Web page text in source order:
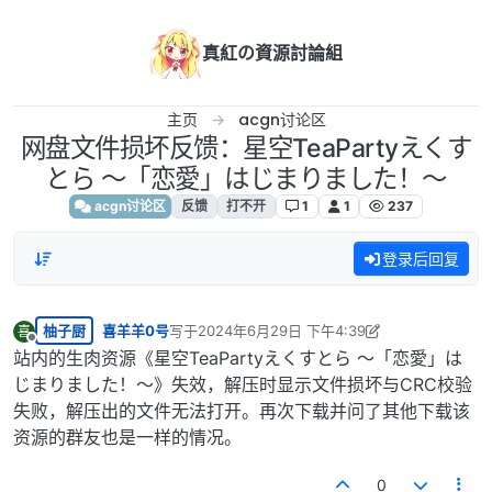
真紅の資源討論組
主页 acgn讨论区
网盘文件损坏反馈：星空TeaPartyえくす
とら ～「恋愛」はじまりました！～
acgn讨论区 反馈 打不开 1 1 237
登录后回复
喜
离线
柚子厨 喜羊羊0号写于2024年6月29日 下午4:39
最后由 喜羊羊0号 编辑 2024年6月29日 上午11:40
站内的生肉资源《星空TeaPartyえくすとら ～「恋愛」は
じまりました！～》失效，解压时显示文件损坏与CRC校验
失败，解压出的文件无法打开。再次下载并问了其他下载该
资源的群友也是一样的情况。
0